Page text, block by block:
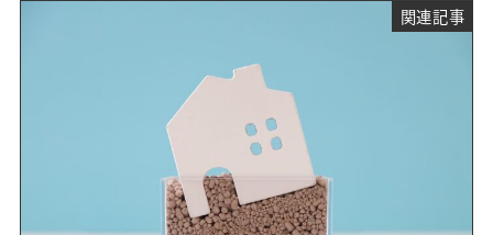
関連記事